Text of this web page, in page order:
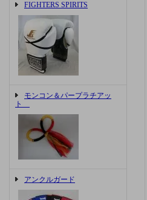
FIGHTERS SPIRITS
モンコン＆パープラチアッ
ト
アンクルガード